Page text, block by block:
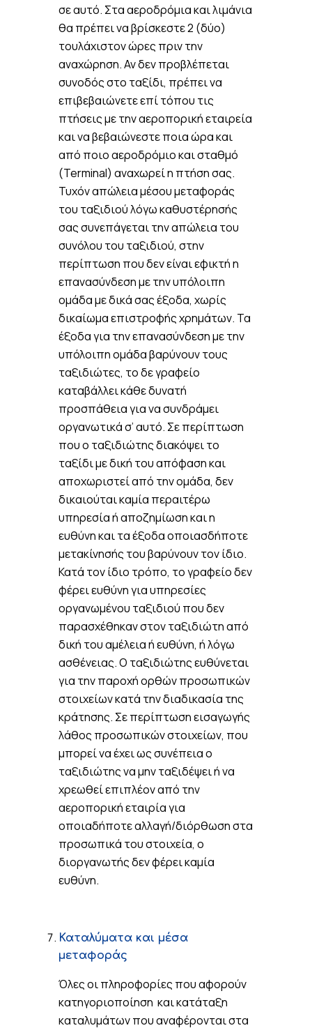
σε αυτό. Στα αεροδρόμια και λιμάνια
θα πρέπει να βρίσκεστε 2 (δύο)
τουλάχιστον ώρες πριν την
αναχώρηση. Αν δεν προβλέπεται
συνοδός στο ταξίδι, πρέπει να
επιβεβαιώνετε επί τόπου τις
πτήσεις με την αεροπορική εταιρεία
και να βεβαιώνεστε ποια ώρα και
από ποιο αεροδρόμιο και σταθμό
(Terminal) αναχωρεί η πτήση σας.
Τυχόν απώλεια μέσου μεταφοράς
του ταξιδιού λόγω καθυστέρησής
σας συνεπάγεται την απώλεια του
συνόλου του ταξιδιού, στην
περίπτωση που δεν είναι εφικτή η
επανασύνδεση με την υπόλοιπη
ομάδα με δικά σας έξοδα, χωρίς
δικαίωμα επιστροφής χρημάτων. Τα
έξοδα για την επανασύνδεση με την
υπόλοιπη ομάδα βαρύνουν τους
ταξιδιώτες, το δε γραφείο
καταβάλλει κάθε δυνατή
προσπάθεια για να συνδράμει
οργανωτικά σ’ αυτό. Σε περίπτωση
που ο ταξιδιώτης διακόψει το
ταξίδι με δική του απόφαση και
αποχωριστεί από την ομάδα, δεν
δικαιούται καμία περαιτέρω
υπηρεσία ή αποζημίωση και η
ευθύνη και τα έξοδα οποιασδήποτε
μετακίνησής του βαρύνουν τον ίδιο.
Κατά τον ίδιο τρόπο, το γραφείο δεν
φέρει ευθύνη για υπηρεσίες
οργανωμένου ταξιδιού που δεν
παρασχέθηκαν στον ταξιδιώτη από
δική του αμέλεια ή ευθύνη, ή λόγω
ασθένειας. Ο ταξιδιώτης ευθύνεται
για την παροχή ορθών προσωπικών
στοιχείων κατά την διαδικασία της
κράτησης. Σε περίπτωση εισαγωγής
λάθος προσωπικών στοιχείων, που
μπορεί να έχει ως συνέπεια ο
ταξιδιώτης να μην ταξιδέψει ή να
χρεωθεί επιπλέον από την
αεροπορική εταιρία για
οποιαδήποτε αλλαγή/διόρθωση στα
προσωπικά του στοιχεία, ο
διοργανωτής δεν φέρει καμία
ευθύνη.
Καταλύματα και μέσα
μεταφοράς
Όλες οι πληροφορίες που αφορούν
κατηγοριοποίηση και κατάταξη
καταλυμάτων που αναφέρονται στα